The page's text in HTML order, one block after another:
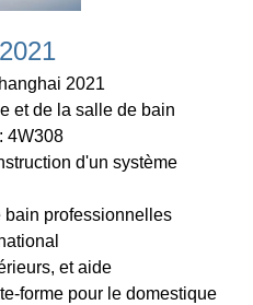
2021
et de la salle de bain
4W308
d'un système
professionnelles
et aide
forme pour le domestique